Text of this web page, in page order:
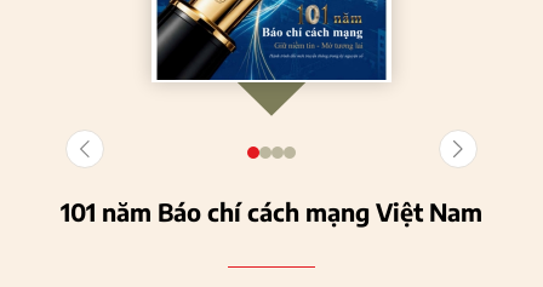
101 năm Báo chí cách mạng Việt Nam